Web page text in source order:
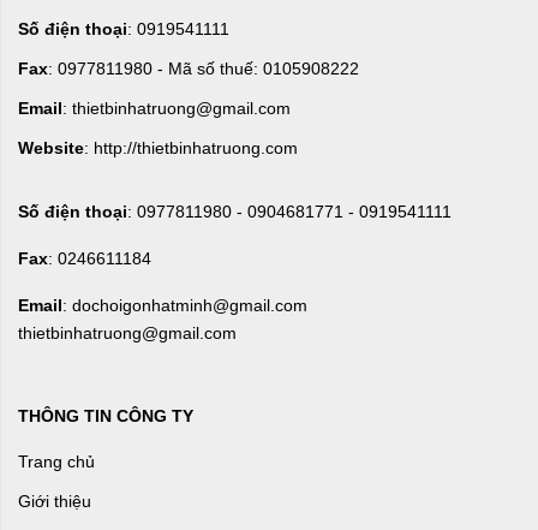
Số điện thoại: 0919541111
Fax: 0977811980 - Mã số thuế: 0105908222
Email: thietbinhatruong@gmail.com
Website: http://thietbinhatruong.com
Số điện thoại: 0977811980 - 0904681771 - 0919541111
Fax: 0246611184
Email: dochoigonhatminh@gmail.com
thietbinhatruong@gmail.com
THÔNG TIN CÔNG TY
Trang chủ
Giới thiệu